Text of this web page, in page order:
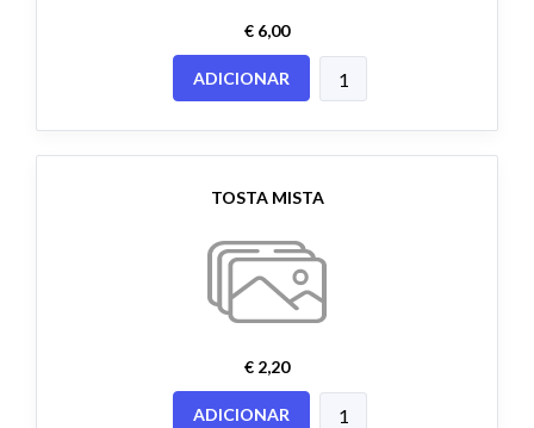
€ 6,00
ADICIONAR
TOSTA MISTA
€ 2,20
ADICIONAR